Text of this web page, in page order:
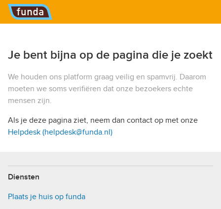
Hoofdmenu
Je bent bijna op de pagina die je zoekt
We houden ons platform graag veilig en spamvrij. Daarom
moeten we soms verifiëren dat onze bezoekers echte
mensen zijn.
Als je deze pagina ziet, neem dan contact op met onze
Helpdesk (helpdesk@funda.nl)
Diensten
Plaats je huis op funda